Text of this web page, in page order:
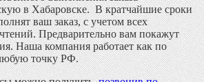
в Хабаровске. В кратчайшие сроки
ваш заказ, с учетом всех
Предварительно вам покажут
Наша компания работает как по
точку РФ.